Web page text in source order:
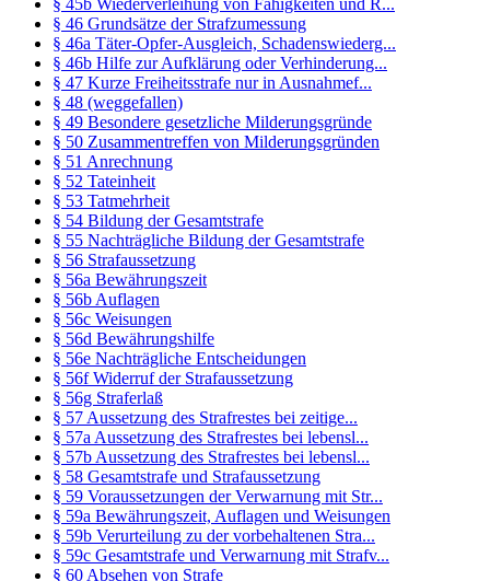
§ 46 Grundsätze der Strafzumessung
§ 46a Täter-Opfer-Ausgleich, Schadenswiederg...
§ 46b Hilfe zur Aufklärung oder Verhinderung...
§ 47 Kurze Freiheitsstrafe nur in Ausnahmef...
§ 48 (weggefallen)
§ 49 Besondere gesetzliche Milderungsgründe
§ 50 Zusammentreffen von Milderungsgründen
§ 51 Anrechnung
§ 52 Tateinheit
§ 53 Tatmehrheit
§ 54 Bildung der Gesamtstrafe
§ 55 Nachträgliche Bildung der Gesamtstrafe
§ 56 Strafaussetzung
§ 56a Bewährungszeit
§ 56b Auflagen
§ 56c Weisungen
§ 56d Bewährungshilfe
§ 56e Nachträgliche Entscheidungen
§ 56f Widerruf der Strafaussetzung
§ 56g Straferlaß
§ 57 Aussetzung des Strafrestes bei zeitige...
§ 57a Aussetzung des Strafrestes bei lebensl...
§ 57b Aussetzung des Strafrestes bei lebensl...
§ 58 Gesamtstrafe und Strafaussetzung
§ 59 Voraussetzungen der Verwarnung mit Str...
§ 59a Bewährungszeit, Auflagen und Weisungen
§ 59b Verurteilung zu der vorbehaltenen Stra...
§ 59c Gesamtstrafe und Verwarnung mit Strafv...
§ 60 Absehen von Strafe